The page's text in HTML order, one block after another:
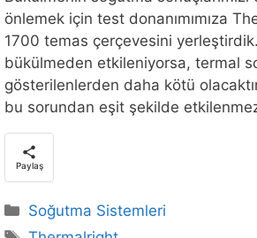
önlemek için test donanımımıza
1700 temas çerçevesini yerleştirdik.
bükülmeden etkileniyorsa, termal
gösterilenlerden daha kötü
bu sorundan eşit şekilde
Paylaş
Kategoriler
Soğutma Sistemleri
Etiketler